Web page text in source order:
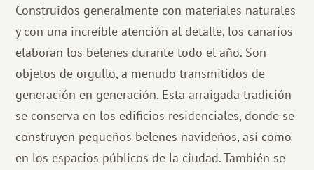
Construidos generalmente con materiales naturales
y con una increíble atención al detalle, los canarios
elaboran los belenes durante todo el año. Son
objetos de orgullo, a menudo transmitidos de
generación en generación. Esta arraigada tradición
se conserva en los edificios residenciales, donde se
construyen pequeños belenes navideños, así como
en los espacios públicos de la ciudad. También se